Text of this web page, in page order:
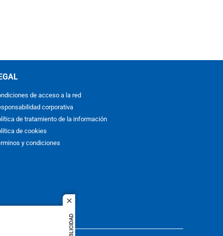
close
PUBLICIDAD
de acceso a la red
corporativa
de tratamiento de la información
de cookies
y condiciones